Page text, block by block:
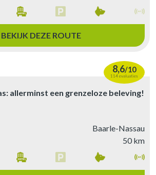
BEKIJK DEZE ROUTE
8,6/10
114 evaluaties
allerminst een grenzeloze beleving!
Baarle-Nassau
50 km